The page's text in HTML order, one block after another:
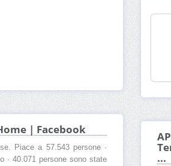
| Facebook
Piace a 57.543 persone ·
· 40.071 persone sono state
...